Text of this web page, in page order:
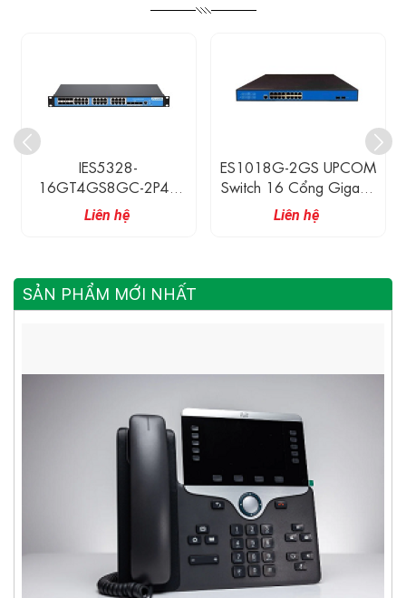
IES5328-
16GT4GS8GC-2P48
3Onedata Switch Công
Nghiệp 16 Cổng
Combo Gigabit
Liên hệ
ES1018G-2GS UPCOM
Switch 16 Cổng Gigabit
Ethernet + 2 Cổng
Gigabit SFP
Liên hệ
SẢN PHẨM MỚI NHẤT